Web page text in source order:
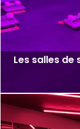
Les salles